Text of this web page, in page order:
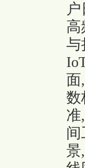
高
与
面
数
准
景